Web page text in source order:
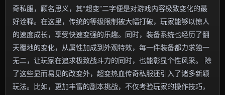
奇私服，顾名思义，其“超变”二字便是对游戏内容极致变化的最
好诠释。在这里，传统的等级限制被大幅打破，玩家能够以惊人
的速度成长，享受快速变强的乐趣。同时，装备系统也经历了翻
天覆地的变化，从属性加成到外观特效，每一件装备都力求独一
无二，让玩家在追求极致战斗力的同时，也能彰显个性风采。 除
了这些显而易见的改变外，超变热血传奇私服还引入了诸多新颖
玩法。比如，更加丰富的副本挑战，不仅考验玩家的操作技巧，